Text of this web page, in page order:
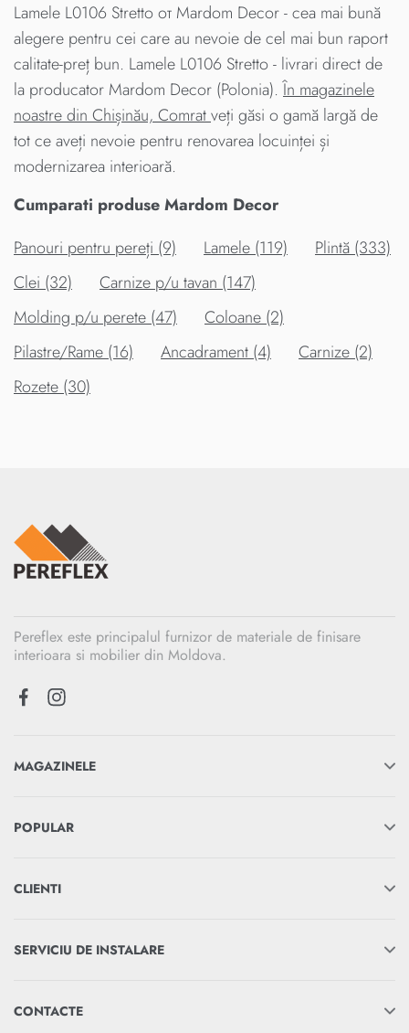
Lamele L0106 Stretto от Mardom Decor - cea mai bună
alegere pentru cei care au nevoie de cel mai bun raport
calitate-preț bun. Lamele L0106 Stretto - livrari direct de
la producator Mardom Decor (Polonia).În magazinele
noastre din Chișinău, Comratveți găsi o gamă largă de
tot ce aveți nevoie pentru renovarea locuinței și
modernizarea interioară.
Cumparati produse Mardom Decor
Panouri pentru pereți (9)
Lamele (119)
Plintă (333)
Clei (32)
Carnize p/u tavan (147)
Molding p/u perete (47)
Coloane (2)
Pilastre/Rame (16)
Ancadrament (4)
Carnize (2)
Rozete (30)
Pereflex este principalul furnizor de materiale de finisare
interioara si mobilier din Moldova.
MAGAZINELE
POPULAR
CLIENTI
SERVICIU DE INSTALARE
CONTACTE